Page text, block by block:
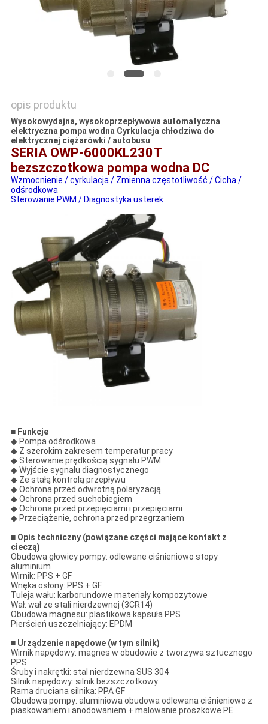
POPROSIĆ
SITEMAP
POLITYKA
PRYWATNOŚCI
opis produktu
Wysokowydajna, wysokoprzepływowa automatyczna
elektryczna pompa wodna Cyrkulacja chłodziwa do
elektrycznej ciężarówki / autobusu
SERIA OWP-6000KL230T
bezszczotkowa pompa wodna DC
Wzmocnienie / cyrkulacja / Zmienna częstotliwość / Cicha /
odśrodkowa
Sterowanie PWM / Diagnostyka usterek
■ Funkcje
◆ Pompa odśrodkowa
◆ Z szerokim zakresem temperatur pracy
◆ Sterowanie prędkością sygnału PWM
◆ Wyjście sygnału diagnostycznego
◆ Ze stałą kontrolą przepływu
◆ Ochrona przed odwrotną polaryzacją
◆ Ochrona przed suchobiegiem
◆ Ochrona przed przepięciami i przepięciami
◆ Przeciążenie, ochrona przed przegrzaniem
■ Opis techniczny (powiązane części mające kontakt z
cieczą)
Obudowa głowicy pompy: odlewane ciśnieniowo stopy
aluminium
Wirnik: PPS + GF
Wnęka osłony: PPS + GF
Tuleja wału: karborundowe materiały kompozytowe
Wał: wał ze stali nierdzewnej (3CR14)
Obudowa magnesu: plastikowa kapsuła PPS
Pierścień uszczelniający: EPDM
■ Urządzenie napędowe (w tym silnik)
Wirnik napędowy: magnes w obudowie z tworzywa sztucznego
PPS
Śruby i nakrętki: stal nierdzewna SUS 304
Silnik napędowy: silnik bezszczotkowy
Rama druciana silnika: PPA GF
Obudowa pompy: aluminiowa obudowa odlewana ciśnieniowo z
piaskowaniem i anodowaniem + malowanie proszkowe PE.